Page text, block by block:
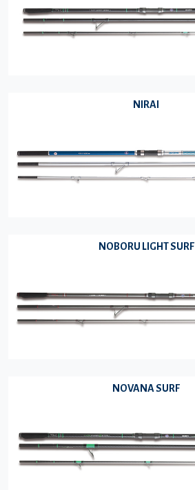
NIRAI
NOBORU LIGHT SURF
NOVANA SURF